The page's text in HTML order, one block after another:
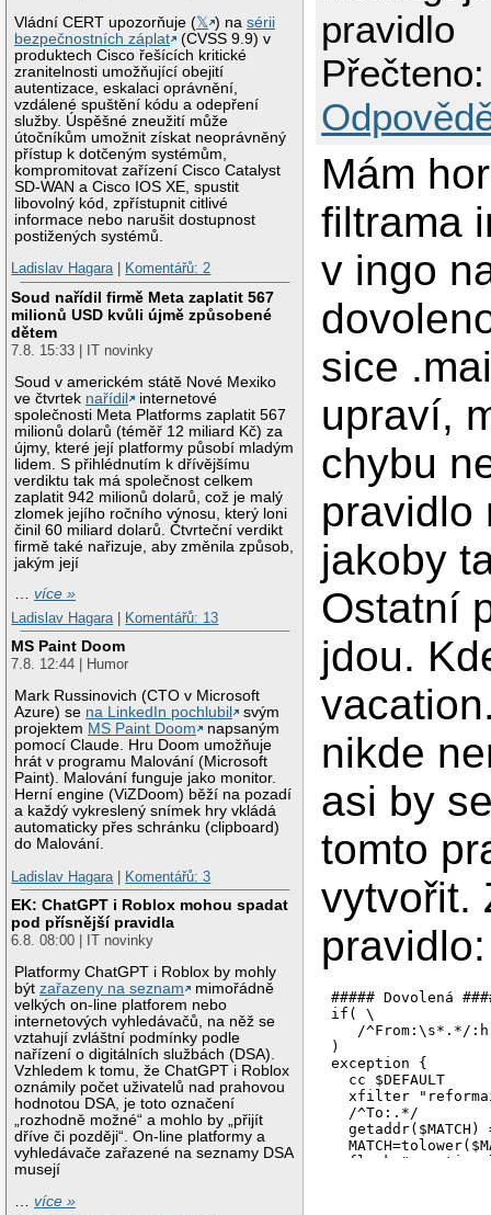
Vládní CERT upozorňuje (𝕏 ) nasérii
bezpečnostních záplat
(CVSS 9.9) v
produktech Cisco řešících kritické
zranitelnosti umožňující obejití
autentizace, eskalaci oprávnění,
vzdálené spuštění kódu a odepření
služby. Úspěšné zneužití může
útočníkům umožnit získat neoprávněný
přístup k dotčeným systémům,
kompromitovat zařízení Cisco Catalyst
SD-WAN a Cisco IOS XE, spustit
libovolný kód, zpřístupnit citlivé
informace nebo narušit dostupnost
postižených systémů.
Ladislav Hagara| Komentářů: 2
Soud nařídil firmě Meta zaplatit 567
milionů USD kvůli újmě způsobené
dětem
7.8. 15:33 | IT novinky
Soud v americkém státě Nové Mexiko
ve čtvrtek nařídil
internetové
společnosti Meta Platforms zaplatit 567
milionů dolarů (téměř 12 miliard Kč) za
újmy, které její platformy působí mladým
lidem. S přihlédnutím k dřívějšímu
verdiktu tak má společnost celkem
zaplatit 942 milionů dolarů, což je malý
zlomek jejího ročního výnosu, který loni
činil 60 miliard dolarů. Čtvrteční verdikt
firmě také nařizuje, aby změnila způsob,
jakým její
…více »
Ladislav Hagara
Komentářů: 13
MS Paint Doom
7.8. 12:44 | Humor
Mark Russinovich (CTO v Microsoft
Azure) se na LinkedIn pochlubil
svým
projektem MS Paint Doom
napsaným
pomocí Claude. Hru Doom umožňuje
hrát v programu Malování (Microsoft
Paint). Malování funguje jako monitor.
Herní engine (ViZDoom) běží na pozadí
a každý vykreslený snímek hry vkládá
automaticky přes schránku (clipboard)
do Malování.
Ladislav Hagara
Komentářů: 3
EK: ChatGPT i Roblox mohou spadat
pod přísnější pravidla
6.8. 08:00 | IT novinky
Platformy ChatGPT i Roblox by mohly
býtzařazeny na seznam
mimořádně
velkých on-line platforem nebo
internetových vyhledávačů, na něž se
vztahují zvláštní podmínky podle
nařízení o digitálních službách (DSA).
Vzhledem k tomu, že ChatGPT i Roblox
oznámily počet uživatelů nad prahovou
hodnotou DSA, je toto označení
„rozhodně možné“ a mohlo by „přijít
dříve či později“. On-line platformy a
vyhledávače zařazené na seznamy DSA
musejí
…více »
pravidlo
Mám
filtrama
v ingo
sice
upraví,
chybu
pravidlo
jakoby
Ostatní
jdou.
nikde
asi by
tomto
vytvořit.
pravidlo:
##### Dovolená
if( \
/^From:\s*.*/
)
exception {
  cc $DEFAULT
xfilter
  /^To:.*/
getaddr($MATCH)
flock